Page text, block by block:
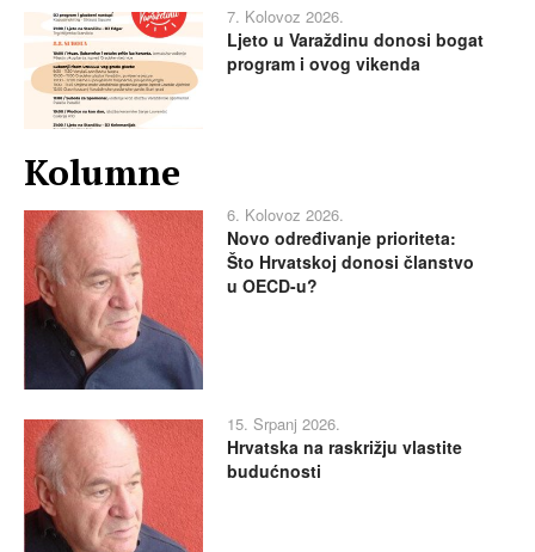
7. Kolovoz 2026.
Ljeto u Varaždinu donosi bogat
program i ovog vikenda
Kolumne
6. Kolovoz 2026.
Novo određivanje prioriteta:
Što Hrvatskoj donosi članstvo
u OECD-u?
15. Srpanj 2026.
Hrvatska na raskrižju vlastite
budućnosti